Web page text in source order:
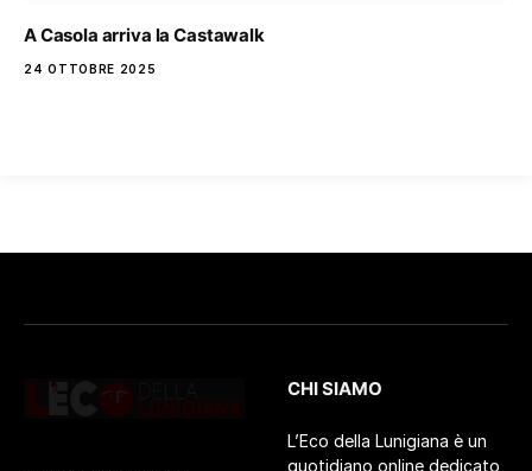
A Casola arriva la Castawalk
24 OTTOBRE 2025
CHI SIAMO
L’Eco della Lunigiana è un
quotidiano online dedicato